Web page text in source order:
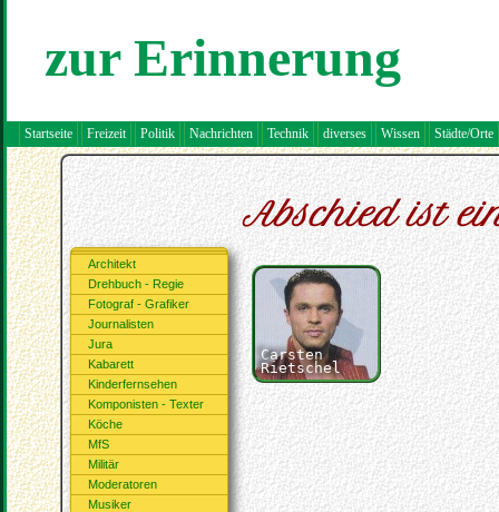
zur Erinnerung
Startseite Freizeit Politik Nachrichten Technik diverses Wissen Städte/Orte
Abschied ist
Architekt
Drehbuch - Regie
Fotograf - Grafiker
Journalisten
Jura
Kabarett
Kinderfernsehen
Komponisten - Texter
Köche
MfS
Militär
Moderatoren
Musiker
Carsten
Rietschel